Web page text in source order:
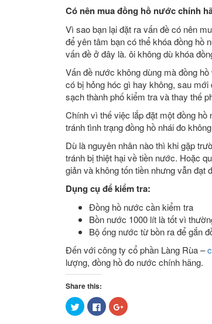
Có nên mua đồng hồ nước chính
Vì sao bạn lại đặt ra vấn đề có nên
để yên tâm bạn có thể khóa đồng hồ
vấn đề ở đây là. ôi không dù khóa
Vấn đề nước không dùng mà đồng
có bị hỏng hóc gì hay không, sau
sạch thành phố kiểm tra và thay thế
Chính vì thế việc lắp đặt một đồng
tránh tình trạng đồng hồ nhái đo
Dù là nguyên nhân nào thì khi gặp
tránh bị thiệt hại về tiền nước. Hoặc
giản và không tốn tiền nhưng vẫn
Dụng cụ để kiểm tra:
Đồng hồ nước cần kiểm tra
Bồn nước 1000 lít là tốt vì
Bộ ống nước từ bồn ra để gắn
Đến với công ty cổ phần Làng Rùa –
lượng, đồng hồ đo nước chính hãng.
Share this:
Bấm
để
chia
Nhấn
vào
chia
Bấm
để